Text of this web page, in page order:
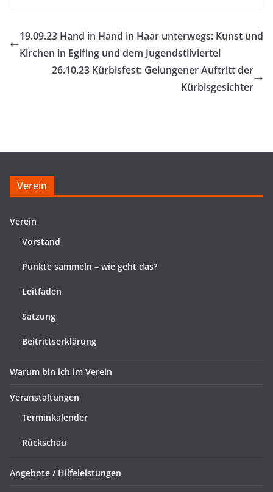
19.09.23 Hand in Hand in Haar unterwegs: Kunst und
Kirchen in Eglfing und dem Jugendstilviertel
26.10.23 Kürbisfest: Gelungener Auftritt der
Kürbisgesichter
Verein
Verein
Vorstand
Punkte sammeln – wie geht das?
Leitfaden
Satzung
Beitrittserklärung
Warum bin ich im Verein
Veranstaltungen
Terminkalender
Rückschau
Angebote / Hilfeleistungen